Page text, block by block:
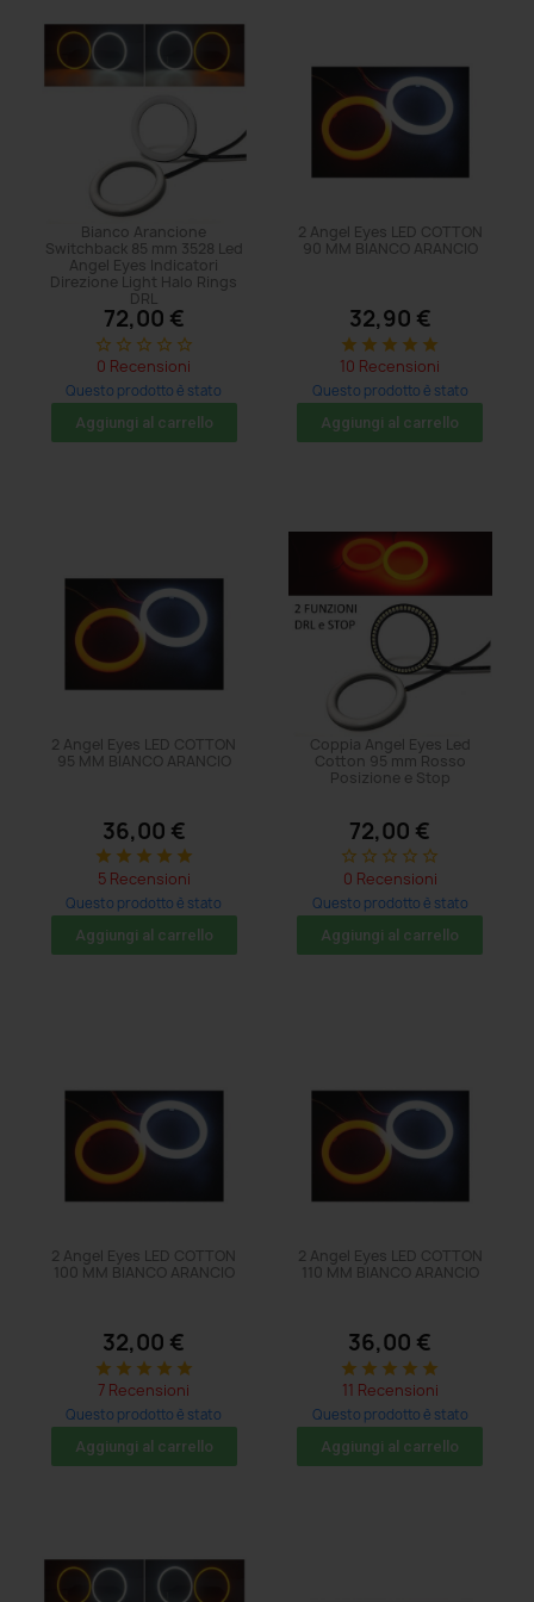
Bianco Arancione
Switchback 85 mm 3528 Led
Angel Eyes Indicatori
Direzione Light Halo Rings
DRL
72,00 €
star_border star_border star_border star_border star_border
0 Recensioni
Questo prodotto è stato
acquistato: 5 volte
Aggiungi al carrello
2 Angel Eyes LED COTTON
90 MM BIANCO ARANCIO
32,90 €
star star star star star
10 Recensioni
Questo prodotto è stato
acquistato: 29 volte
Aggiungi al carrello
2 Angel Eyes LED COTTON
95 MM BIANCO ARANCIO
36,00 €
star star star star star
5 Recensioni
Questo prodotto è stato
acquistato: 41 volte
Aggiungi al carrello
Coppia Angel Eyes Led
Cotton 95 mm Rosso
Posizione e Stop
72,00 €
star_border star_border star_border star_border star_border
0 Recensioni
Questo prodotto è stato
acquistato: 5 volte
Aggiungi al carrello
2 Angel Eyes LED COTTON
100 MM BIANCO ARANCIO
32,00 €
star star star star star
7 Recensioni
Questo prodotto è stato
acquistato: 83 volte
Aggiungi al carrello
2 Angel Eyes LED COTTON
110 MM BIANCO ARANCIO
36,00 €
star star star star star
11 Recensioni
Questo prodotto è stato
acquistato: 23 volte
Aggiungi al carrello